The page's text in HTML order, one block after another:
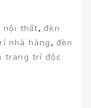
nội thất,đèn
nhà hàng ,đèn
trang trí độc